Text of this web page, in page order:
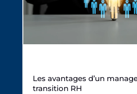
Les avantages d’un
transition RH